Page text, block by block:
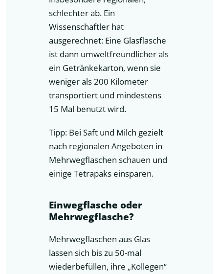
schlechter ab. Ein
Wissenschaftler hat
ausgerechnet: Eine Glasflasche
ist dann umweltfreundlicher als
ein Getränkekarton, wenn sie
weniger als 200 Kilometer
transportiert und mindestens
15 Mal benutzt wird.
Tipp: Bei Saft und Milch gezielt
nach regionalen Angeboten in
Mehrwegflaschen schauen und
einige Tetrapaks einsparen.
Einwegflasche oder
Mehrwegflasche?
Mehrwegflaschen aus Glas
lassen sich bis zu 50-mal
wiederbefüllen, ihre „Kollegen“